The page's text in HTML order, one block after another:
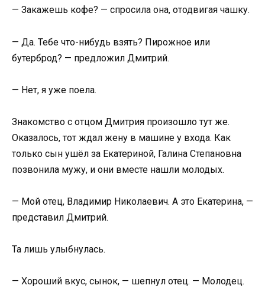
— Закажешь кофе? — спросила она, отодвигая чашку.
— Да. Тебе что-нибудь взять? Пирожное или
бутерброд? — предложил Дмитрий.
— Нет, я уже поела.
Знакомство с отцом Дмитрия произошло тут же.
Оказалось, тот ждал жену в машине у входа. Как
только сын ушёл за Екатериной, Галина Степановна
позвонила мужу, и они вместе нашли молодых.
— Мой отец, Владимир Николаевич. А это Екатерина, —
представил Дмитрий.
Та лишь улыбнулась.
— Хороший вкус, сынок, — шепнул отец. — Молодец.